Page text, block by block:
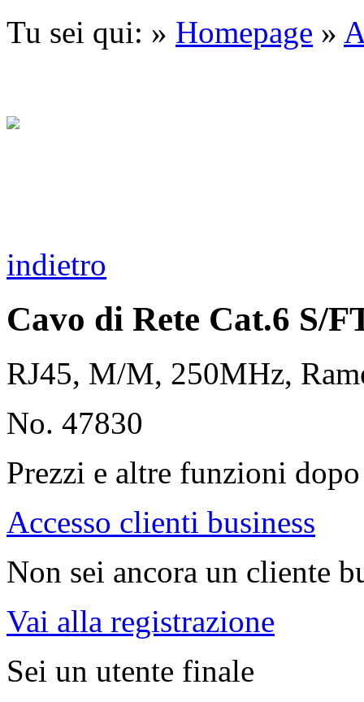
Tu sei qui: » Homepage »
indietro
Cavo di Rete Cat.6 S/
RJ45, M/M, 250MHz,
No. 47830
Prezzi e altre funzioni
Accesso clienti business
Non sei ancora un cliente
Vai alla registrazione
Sei un utente finale